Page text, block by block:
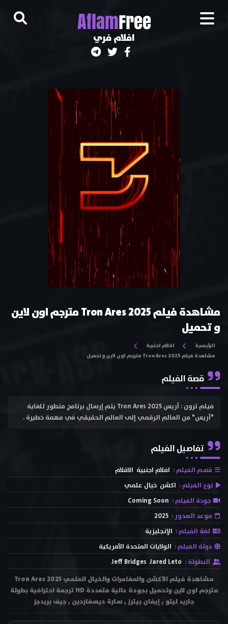
AflamFree
افلام فري
مشاهدة فيلم Tron Ares 2025 مترجم اون لاين
و تحميل
الرئيسية
افلام اجنبية
مشاهدة فيلم Tron Ares 2025 مترجم اون لاين و تحميل
قصة الفيلم
فيلم ترون : آريس Tron Ares 2025 يتم إرسال برنامج متطور للغاية
"آريس" من العالم الرقمي إلى العالم الحقيقي في مهمة خطيرة .
تفاصيل الفيلم
قسم الفيلم : افلام اجنبية الافلام
نوع الفيلم : اكشن خيال علمي
جودة الفيلم : Coming Soon
موعد الصدور : 2025
لغة الفيلم : الإنجليزية
دولة الفيلم : الولايات المتحدة الأمريكية
البطولة : Jared Leto
Jeff Bridges
مشاهدة فيلم الأكشن والمغامرات والخيال العلمي Tron Ares 2025
مترجم اون لاين وتحميل بجودة عالية متعددة HD ترجمة احترافية بطولة
جاريد ليتو , إيفان بيترز , سارة ديسغاردين , جيف بريدجز